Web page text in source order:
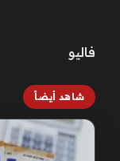
فاليو
شاهد أيضاً